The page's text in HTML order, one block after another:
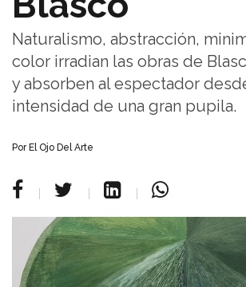
Naturalismo, abstracción,
color irradian las obras de
y absorben al espectador
intensidad de una gran pupila.
Por El Ojo Del Arte